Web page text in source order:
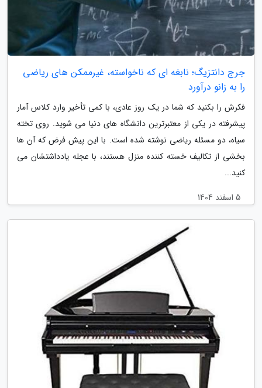
جرج دانتزیگ؛ نابغه ای که ناخواسته، غیرممکن های ریاضی
را به زانو درآورد
فکرش را بکنید که شما در یک روز عادی، با کمی تأخیر وارد کلاس آمار
پیشرفته در یکی از معتبرترین دانشگاه های دنیا می شوید. روی تخته
سیاه، دو مسئله ریاضی نوشته شده است. با این پیش فرض که آن ها
بخشی از تکالیف خسته کننده منزل هستند، با عجله یادداشتشان می
کنید...
5 اسفند 1404